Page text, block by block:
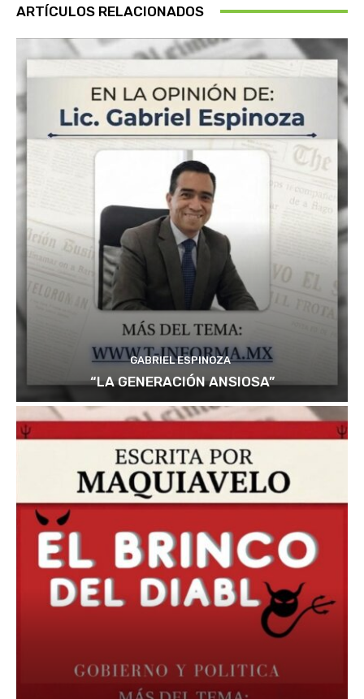
ARTÍCULOS RELACIONADOS
GABRIEL ESPINOZA
“LA GENERACIÓN ANSIOSA”